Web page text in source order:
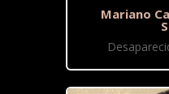
Mariano